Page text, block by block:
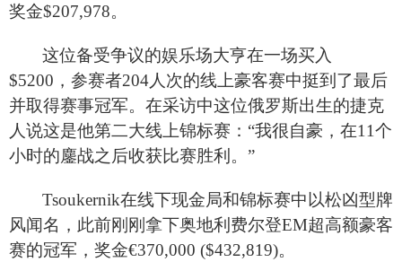
奖金$207,978。
这位备受争议的娱乐场大亨在一场买入
$5200，参赛者204人次的线上豪客赛中挺到了最后
并取得赛事冠军。在采访中这位俄罗斯出生的捷克
人说这是他第二大线上锦标赛：“我很自豪，在11个
小时的鏖战之后收获比赛胜利。”
Tsoukernik在线下现金局和锦标赛中以松凶型牌
风闻名，此前刚刚拿下奥地利费尔登EM超高额豪客
赛的冠军，奖金€370,000 ($432,819)。